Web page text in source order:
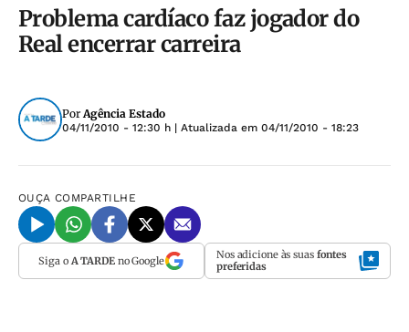
Problema cardíaco faz jogador do
Real encerrar carreira
PorAgência Estado
04/11/2010 - 12:30 h | Atualizada em 04/11/2010 - 18:23
OUÇA COMPARTILHE
Siga o A TARDEno Google Nos adicione às suas fontes
preferidas